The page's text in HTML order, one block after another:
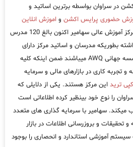
در سراوان بواسطه برترین اساتید و
حضوری پرایس اکشن و اموزش انلاین
برگزار میشود ، مرکز آموزش عالی سهامیر اکنون بالغ 120 مدرس
بطوریکه مدرسان و اساتید مرکز دارای
سطح استادی از موسسه جهانی AWQ میباشند ضمن اینکه کلیه
10 سال سابقه و تجربه کاری در بازارهای مالی و سرمایه
کپی ترید این مرکز هستند. یکی از دلایلی که
را نوع خود بینظیر کرده اطلاعاتی است
سهامیر با سرمایه گذاری های متعدد
و بروزرسانی اطلاعات در بازار
آموزشی استاندارد و انحصاری را بوجود